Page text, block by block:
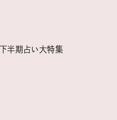
半期占い大特集